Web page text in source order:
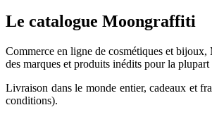
Le catalogue Moongraffiti
Commerce en ligne de cosmétiques et
des marques et produits inédits pour la plupart
Livraison dans le monde entier, cadeaux et
conditions).